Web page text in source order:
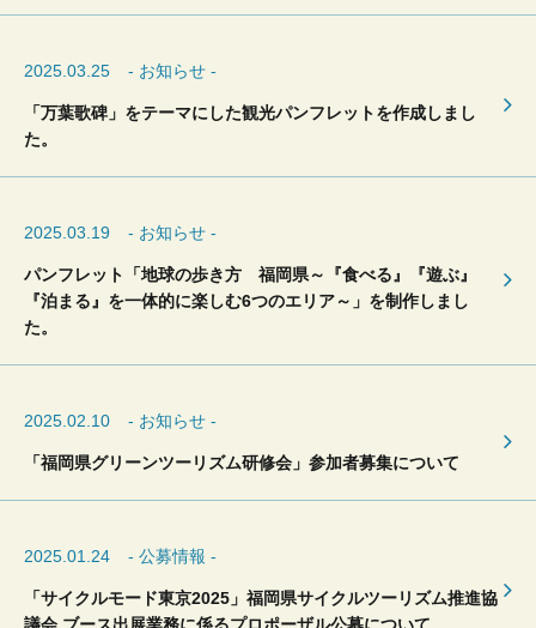
2025.03.25 - お知らせ -
「万葉歌碑」をテーマにした観光パンフレットを作成しまし
た。
2025.03.19 - お知らせ -
パンフレット「地球の歩き方 福岡県～『食べる』『遊ぶ』
『泊まる』を一体的に楽しむ6つのエリア～」を制作しまし
た。
2025.02.10 - お知らせ -
「福岡県グリーンツーリズム研修会」参加者募集について
2025.01.24 - 公募情報 -
「サイクルモード東京2025」福岡県サイクルツーリズム推進協
議会 ブース出展業務に係るプロポーザル公募について